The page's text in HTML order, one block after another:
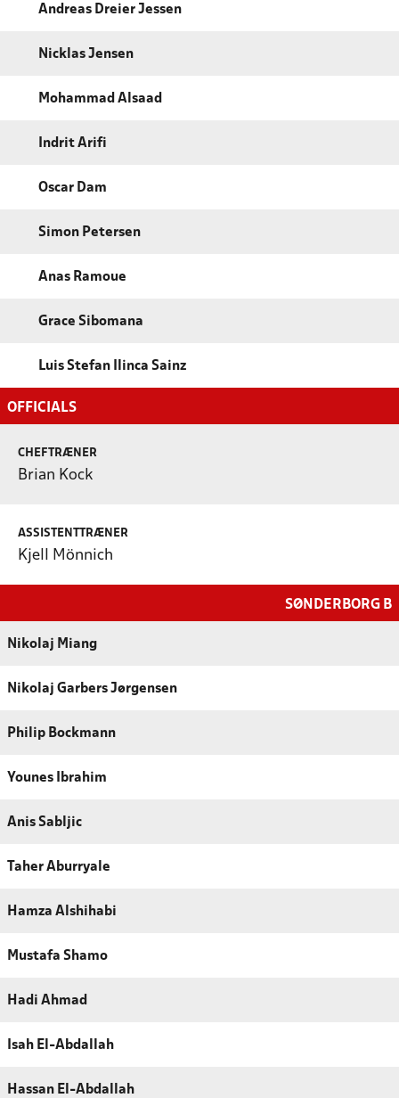
Andreas Dreier Jessen
Nicklas Jensen
Mohammad Alsaad
Indrit Arifi
Oscar Dam
Simon Petersen
Anas Ramoue
Grace Sibomana
Luis Stefan Ilinca Sainz
OFFICIALS
CHEFTRÆNER
Brian Kock
ASSISTENTTRÆNER
Kjell Mönnich
SØNDERBORG B
Nikolaj Miang
Nikolaj Garbers Jørgensen
Philip Bockmann
Younes Ibrahim
Anis Sabljic
Taher Aburryale
Hamza Alshihabi
Mustafa Shamo
Hadi Ahmad
Isah El-Abdallah
Hassan El-Abdallah